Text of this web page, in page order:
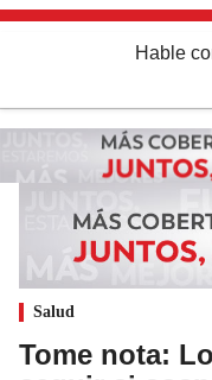
Hable
Salud
Tome nota: